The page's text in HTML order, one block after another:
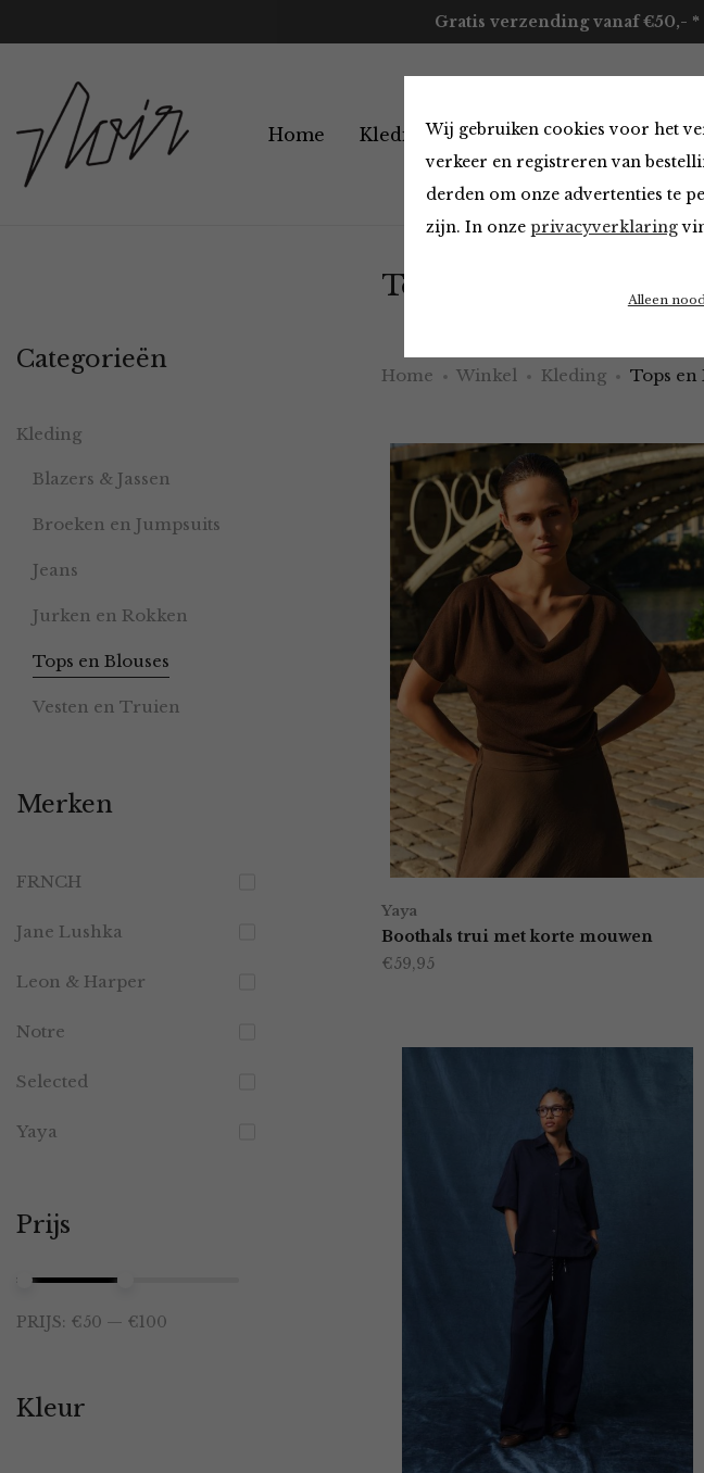
Wij gebruiken cookies voor het
verkeer en registreren van
derden om onze advertenties te
zijn. In onze privacyverklaring
Alleen
Gratis verzending vanaf €50,- *
Home Kleding Accessoires Merken
Tops en Blouses
Home Winkel Kleding Tops en
Yaya
Boothals trui met korte mouwen
€59,95
Categorieën
Kleding
Blazers & Jassen
Broeken en Jumpsuits
Jeans
Jurken en Rokken
Tops en Blouses
Vesten en Truien
Merken
FRNCH
Jane Lushka
Leon & Harper
Notre
Selected
Yaya
Prijs
PRIJS: €50 — €100
Kleur